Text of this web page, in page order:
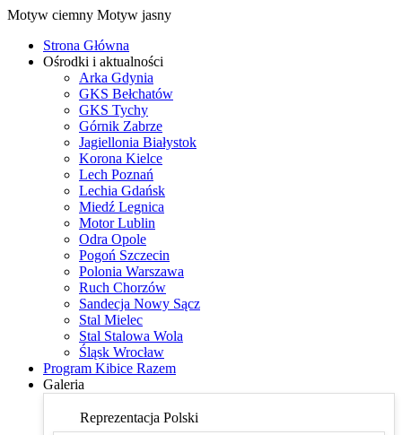
Motyw ciemny Motyw jasny
Strona Główna
Ośrodki i aktualności
Arka Gdynia
GKS Bełchatów
GKS Tychy
Górnik Zabrze
Jagiellonia Białystok
Korona Kielce
Lech Poznań
Lechia Gdańsk
Miedź Legnica
Motor Lublin
Odra Opole
Pogoń Szczecin
Polonia Warszawa
Ruch Chorzów
Sandecja Nowy Sącz
Stal Mielec
Stal Stalowa Wola
Śląsk Wrocław
Program Kibice Razem
Galeria
Reprezentacja Polski